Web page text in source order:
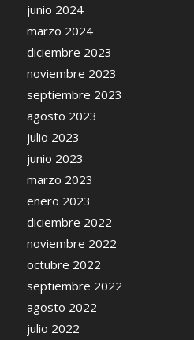
junio 2024
marzo 2024
diciembre 2023
noviembre 2023
septiembre 2023
agosto 2023
julio 2023
junio 2023
marzo 2023
enero 2023
diciembre 2022
noviembre 2022
octubre 2022
septiembre 2022
agosto 2022
julio 2022